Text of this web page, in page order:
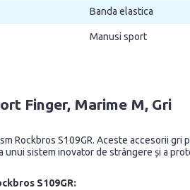
Banda elastica
Manusi sport
Finger, Marime M, Gri
Rockbros S109GR. Aceste accesorii
sistem inovator de strângere și a
S109GR: